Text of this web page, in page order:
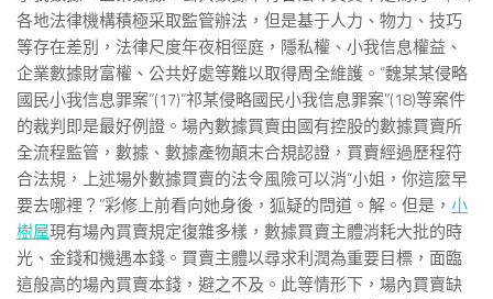
各地法律機構積極采取監管辦法，但是基于人力、物力、技巧
等存在差別，法律尺度年夜相徑庭，隱私權、小我信息權益、
企業數據財富權、公共好處等難以取得周全維護。“魏某某侵略
國民小我信息罪案”(17)“祁某侵略國民小我信息罪案”(18)等案件
的裁判即是最好例證。場內數據買賣由國有控股的數據買賣所
全流程監管，數據、數據產物顛末合規認證，買賣經過歷程符
合法規，上述場外數據買賣的法令風險可以消“小姐，你這麼早
要去哪裡？”彩修上前看向她身後，狐疑的問道。解。但是， 小
樹屋現有場內買賣規定復雜多樣，數據買賣主體消耗大批的時
光、金錢和機遇本錢。買賣主體以尋求利潤為重要目標，面臨
這般高的場內買賣本錢，避之不及。此等情形下，場內買賣缺